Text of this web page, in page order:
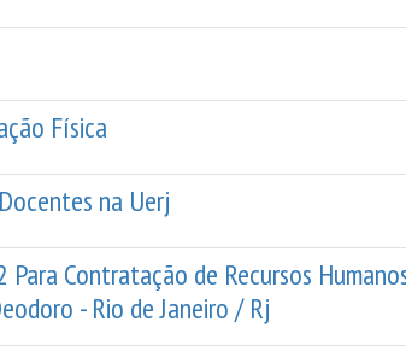
Física
na Uerj
Contratação de Recursos
- Rio de Janeiro / Rj